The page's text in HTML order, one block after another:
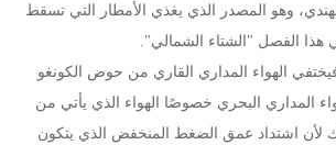
وهو المصدر الذي يغذي الأمطار التي تسقط
الفصل "الشتاء الشمالي".
الهواء المداري القاري من حوض الكونغو
المداري البحري خصوصًا الهواء الذي يأتي من
لأن اشتداد عمق الضغط المنخفض الذي يتكون